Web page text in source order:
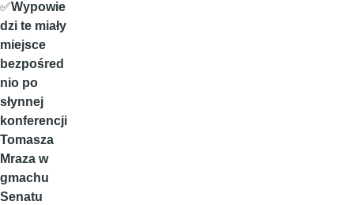
✅Wypowie
dzi te miały
miejsce
bezpośred
nio po
słynnej
konferencji
Tomasza
Mraza w
gmachu
Senatu